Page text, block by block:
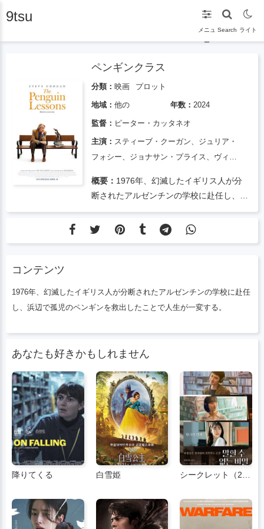
9tsu
メニュ
ー
Search ライト
ペンギンクラス
分類： 映画 プロット
地域： 他の 年数： 2024
監督： ピーター・カッタネオ
主演： スティーブ・クーガン、ジュリア・
フォシー、ジョナサン・プライス、ヴィヴ
ロ、ビョルン・グスタフソン、ブレンダ
概要： 1976年、幻滅したイギリス人が分
断されたアルゼンチンの学校に赴任し、浜
辺で孤児のペンギンを救出したことで人生
が一変する。
コンテンツ
1976年、幻滅したイギリス人が分断されたアルゼンチンの学校に赴任
し、浜辺で孤児のペンギンを救出したことで人生が一変する。
あなたも好きかもしれません
降りてくる 白雪姫 シークレット（2025）